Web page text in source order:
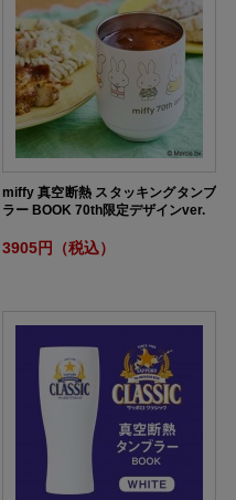
miffy 真空断熱 スタッキングタンブ
ラー BOOK 70th限定デザインver.
3905円（税込）